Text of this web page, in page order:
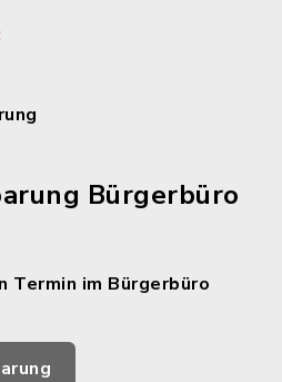
Bürgerbüro
Termin im Bürgerbüro